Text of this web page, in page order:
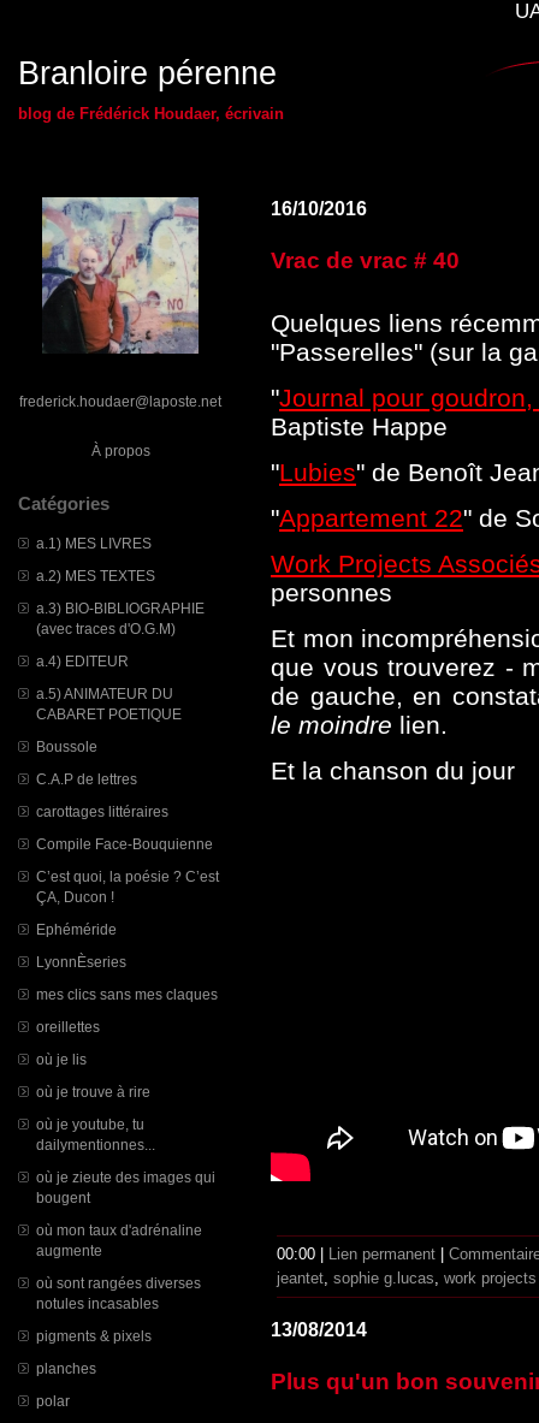
Branloire pérenne
blog de Frédérick Houdaer, écrivain
frederick.houdaer@laposte.net
À propos
Catégories
a.1) MES LIVRES
a.2) MES TEXTES
a.3) BIO-BIBLIOGRAPHIE
(avec traces d'O.G.M)
a.4) EDITEUR
a.5) ANIMATEUR DU
CABARET POETIQUE
Boussole
C.A.P de lettres
carottages littéraires
Compile Face-Bouquienne
C’est quoi, la poésie ? C’est
ÇA, Ducon !
Ephéméride
LyonnÈseries
mes clics sans mes claques
oreillettes
où je lis
où je trouve à rire
où je youtube, tu
dailymentionnes...
où je zieute des images qui
bougent
où mon taux d'adrénaline
augmente
où sont rangées diverses
notules incasables
pigments & pixels
planches
polar
16/10/2016
Vrac de vrac # 40
Quelques liens
"Passerelles" (sur la
"Journal pour
Baptiste Happe
"Lubies" de Benoît
"Appartement 22" de
Work Projects
personnes
Et mon
que vous trouverez -
de gauche, en
le moindre lien.
Et la chanson du jour
00:00 | Lien permanent
jeantet, sophie g.lucas, work
13/08/2014
Plus qu'un bon